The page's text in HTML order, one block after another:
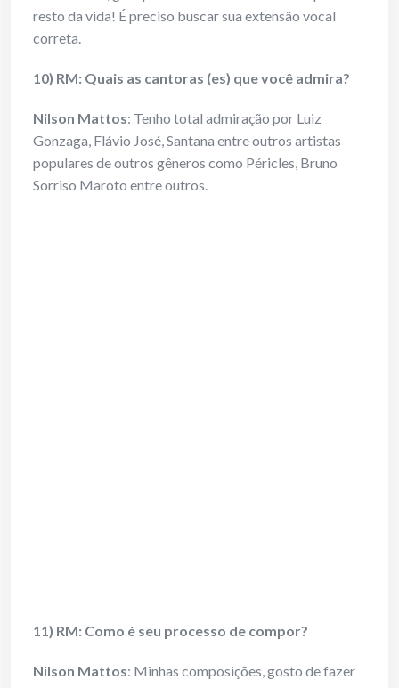
resto da vida! É preciso buscar sua extensão vocal
correta.
10) RM: Quais as cantoras (es) que você admira?
Nilson Mattos: Tenho total admiração por Luiz
Gonzaga, Flávio José, Santana entre outros artistas
populares de outros gêneros como Péricles, Bruno
Sorriso Maroto entre outros.
11) RM: Como é seu processo de compor?
Nilson Mattos: Minhas composições, gosto de fazer